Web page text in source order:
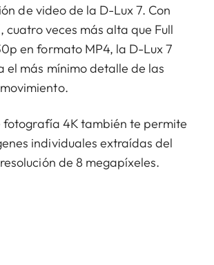
de video de la D-Lux 7. Con
cuatro veces más alta que Full
en formato MP4, la D-Lux 7
el más mínimo detalle de las
fotografía 4K también te permite
individuales extraídas del
de 8 megapíxeles.